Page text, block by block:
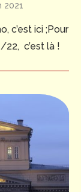
2021
c’est ici ;Pour
c’est là !